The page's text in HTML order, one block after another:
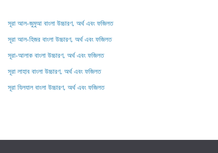
সূরা আল-জুমুআ বাংলা উচ্চারণ, অর্থ এবং ফজিলত
সূরা আল-হিজর বাংলা উচ্চারণ, অর্থ এবং ফজিলত
সূরা-আলাক বাংলা উচ্চারণ, অর্থ এবং ফজিলত
সূরা লাহাব‌‌‌ বাংলা উচ্চারণ, অর্থ এবং ফজিলত
সূরা যিলযাল বাংলা উচ্চারণ, অর্থ এবং ফজিলত